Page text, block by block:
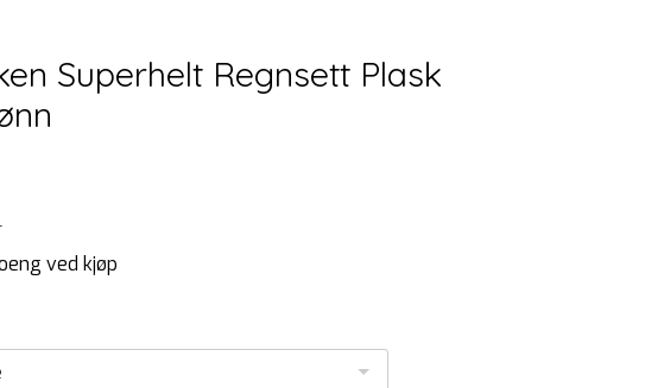
Superhelt Regnsett Plask
ved kjøp